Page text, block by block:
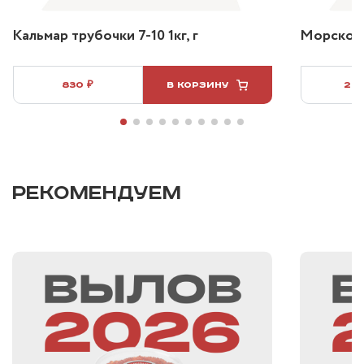
Кальмар трубочки 7-10 1кг, г
830 ₽ В КОРЗИНУ
Морской
2
РЕКОМЕНДУЕМ